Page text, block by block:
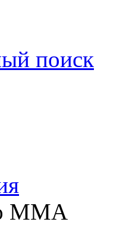
поиск
ММА